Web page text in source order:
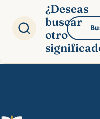
¿Deseas
buscar
otro